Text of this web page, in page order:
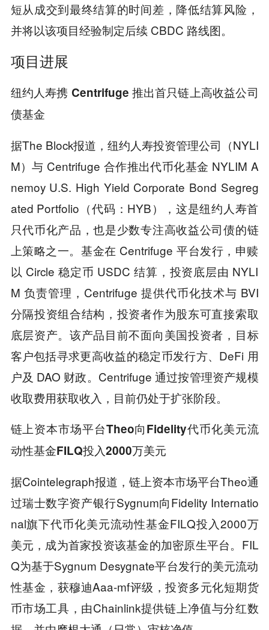
短从成交到最终结算的时间差，降低结算风险，
并将以该项目经验制定后续 CBDC 路线图。
项目进展
纽约人寿携 Centrifuge 推出首只链上高收益公司
债基金
据The Block报道，纽约人寿投资管理公司（NYLI
M）与 Centrifuge 合作推出代币化基金 NYLIM A
nemoy U.S. High Yield Corporate Bond Segreg
ated Portfolio（代码：HYB），这是纽约人寿首
只代币化产品，也是少数专注高收益公司债的链
上策略之一。基金在 Centrifuge 平台发行，申赎
以 Circle 稳定币 USDC 结算，投资底层由 NYLI
M 负责管理，Centrifuge 提供代币化技术与 BVI
分隔投资组合结构，投资者作为股东可直接索取
底层资产。该产品目前不面向美国投资者，目标
客户包括寻求更高收益的稳定币发行方、DeFi 用
户及 DAO 财政。Centrifuge 通过按管理资产规模
收取费用获取收入，目前仍处于扩张阶段。
链上资本市场平台Theo向Fidelity代币化美元流
动性基金FILQ投入2000万美元
据Cointelegraph报道，链上资本市场平台Theo通
过瑞士数字资产银行Sygnum向Fidelity Internatio
nal旗下代币化美元流动性基金FILQ投入2000万
美元，成为首家投资该基金的加密原生平台。FIL
Q为基于Sygnum Desygnate平台发行的美元流动
性基金，获穆迪Aaa-mf评级，投资多元化短期货
币市场工具，由Chainlink提供链上净值与分红数